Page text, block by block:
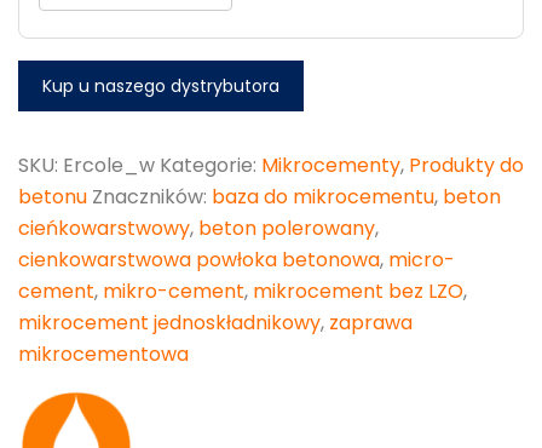
Kup u naszego dystrybutora
SKU: Ercole_w Kategorie: Mikrocementy, Produkty do
betonu Znaczników: baza do mikrocementu, beton
cieńkowarstwowy, beton polerowany,
cienkowarstwowa powłoka betonowa, micro-
cement, mikro-cement, mikrocement bez LZO,
mikrocement jednoskładnikowy, zaprawa
mikrocementowa